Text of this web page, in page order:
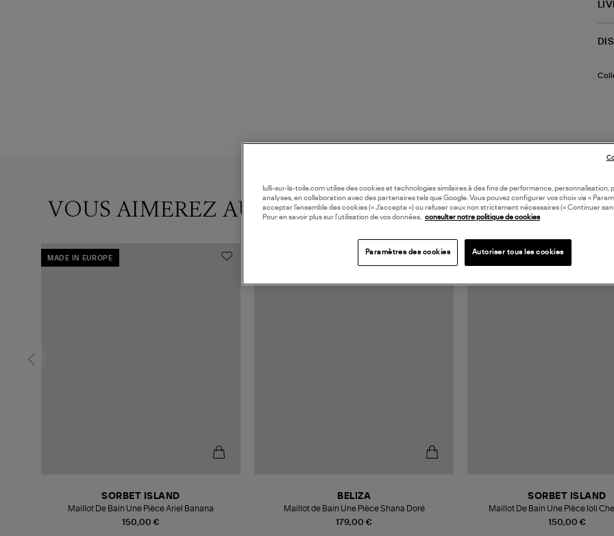
VOUS AIMEREZ AUSSI
MADE IN EUROPE
150,00 €
SORBET ISLAND
Maillot De Bain Une Pièce Ariel Banana
179,00 €
BELIZA
Maillot de Bain Une Pièce Shana Doré
150,00 €
SORBET ISLAND
Maillot De Bain Une Pièce Ioli
lulli-sur-la-toile.com utilise des cookies et technologies similaires à des fins de performance, personnalisation,
analyses, en collaboration avec des partenaires tels que Google. Vous pouvez configurer vos choix via «
accepter l’ensemble des cookies (« J’accepte ») ou refuser ceux non strictement nécessaires (« Continuer
Pour en savoir plus sur l’utilisation de vos données,
consulter notre politique de cookies
Paramètres des cookies Autoriser tous les cookies